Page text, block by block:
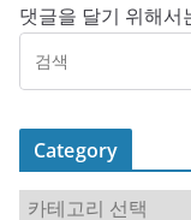
댓글을 달기 위해서
Category